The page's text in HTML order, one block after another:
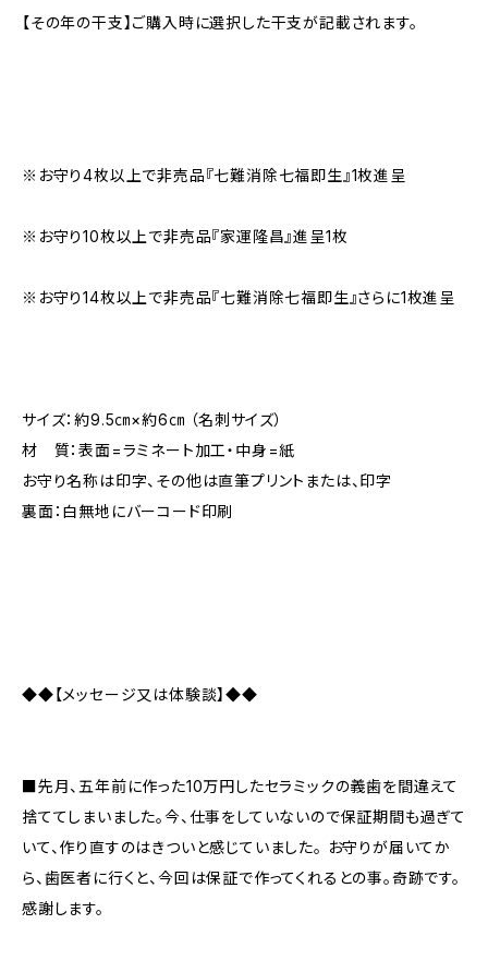
【その年の干支】ご購入時に選択した干支が記載されます。
※お守り4枚以上で非売品『七難消除七福即生』1枚進呈
※お守り10枚以上で非売品『家運隆昌』進呈1枚
※お守り14枚以上で非売品『七難消除七福即生』さらに1枚進呈
サイズ：約9.5㎝×約6㎝ （名刺サイズ）
材 質：表面=ラミネート加工・中身=紙
お守り名称は印字、その他は直筆プリントまたは、印字
裏面：白無地にバーコード印刷
◆◆【メッセージ又は体験談】◆◆
■先月、五年前に作った10万円したセラミックの義歯を間違えて
捨ててしまいました。今、仕事をしていないので保証期間も過ぎて
いて、作り直すのはきついと感じていました。 お守りが届いてか
ら、歯医者に行くと、今回は保証で作ってくれるとの事。奇跡です。
感謝します。